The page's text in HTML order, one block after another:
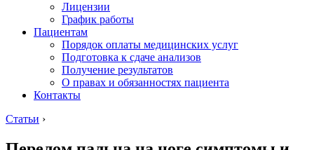
Лицензии
График работы
Пациентам
Порядок оплаты медицинских услуг
Подготовка к сдаче анализов
Получение результатов
О правах и обязанностях пациента
Контакты
Статьи ›